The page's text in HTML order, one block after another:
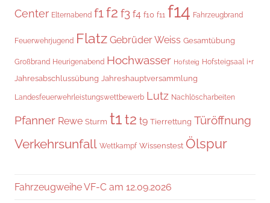
Center Elternabend f1f2 f3 f4 f10 f11 f14 Fahrzeugbrand
Feuerwehrjugend Flatz Gebrüder Weiss Gesamtübung
Großbrand Heurigenabend Hochwasser Hofsteig Hofsteigsaal i+r
Jahresabschlussübung Jahreshauptversammlung
Landesfeuerwehrleistungswettbewerb Lutz Nachlöscharbeiten
Pfanner Rewe Sturm t1t2 t9 Tierrettung Türöffnung
Verkehrsunfall Wettkampf Wissenstest Ölspur
Fahrzeugweihe VF-C am 12.09.2026